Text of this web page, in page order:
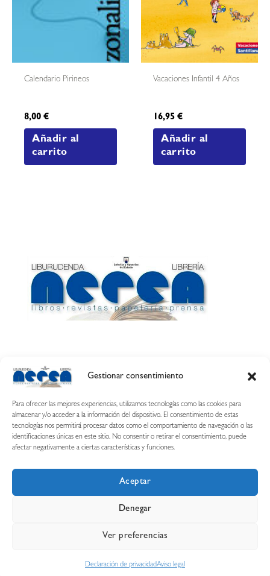
Gestionar consentimiento
Para ofrecer las mejores experiencias, utilizamos tecnologías como las cookies para
almacenar y/o acceder a la información del dispositivo. El consentimiento de estas
tecnologías nos permitirá procesar datos como el comportamiento de navegación o las
identificaciones únicas en este sitio. No consentir o retirar el consentimiento, puede
afectar negativamente a ciertas características y funciones.
Aceptar
Denegar
Ver preferencias
Declaración de privacidadAviso legal
Calendario Pirineos
8,00€
Añadir al
carrito
Vacaciones Infantil 4 Años
16,95€
Añadir al
carrito
Calle Esquíroz, 27
687 54 31 70
nerearetamonge@gmail.com
Aviso legal
Condiciones de uso y compra
Política de cookies